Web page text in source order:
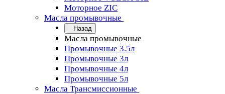
Моторное ZIC
Масла промывочные
Назад
Масла промывочные
Промывочные 3.5л
Промывочные 3л
Промывочные 4л
Промывочные 5л
Масла Трансмиссионные